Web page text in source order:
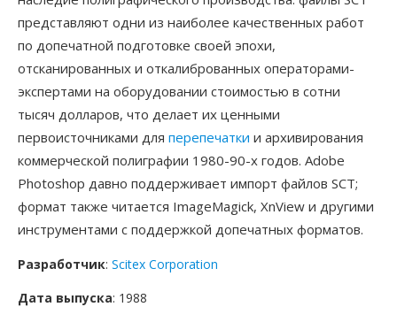
представляют одни из наиболее качественных работ
по допечатной подготовке своей эпохи,
отсканированных и откалиброванных операторами-
экспертами на оборудовании стоимостью в сотни
тысяч долларов, что делает их ценными
первоисточниками для перепечатки и архивирования
коммерческой полиграфии 1980-90-х годов. Adobe
Photoshop давно поддерживает импорт файлов SCT;
формат также читается ImageMagick, XnView и другими
инструментами с поддержкой допечатных форматов.
Разработчик: Scitex Corporation
Дата выпуска: 1988